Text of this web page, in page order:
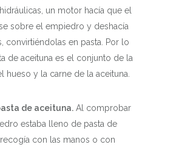
un motor hacía que el
sobre el empiedro y deshacía
convirtiéndolas en pasta. Por lo
de aceituna es el conjunto de la
hueso y la carne de la aceituna.
de aceituna. Al comprobar
estaba lleno de pasta de
con las manos o con